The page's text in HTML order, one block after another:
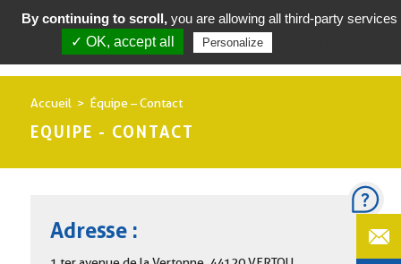
Accueil Équipe – Contact
EQUIPE - CONTACT
Adresse :
By continuing to scroll, you are allowing all third-party services
✓ OK, accept all
Personalize